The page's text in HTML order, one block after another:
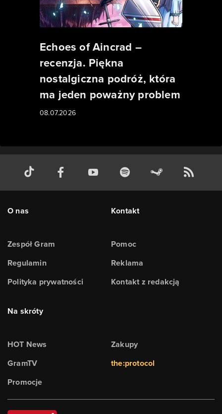
Echoes of Aincrad –
recenzja. Piękna
nostalgiczna podróż, która
ma jeden poważny problem
08.07.2026
O nas
Zespół Gram
Regulamin
Polityka prywatności
Kontakt
Pomoc
Reklama
Kontakt z redakcją
Na skróty
HOT News
GramTV
Promocje
Zakupy
the:protocol